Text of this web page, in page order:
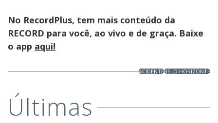
No RecordPlus, tem mais conteúdo da
RECORD para você, ao vivo e de graça. Baixe
o app aqui!
ACIDENTEBELO HORIZONTE
Últimas